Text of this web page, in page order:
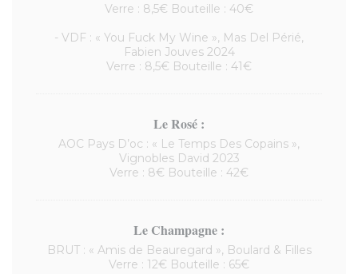
Verre : 8,5€ Bouteille : 40€
- VDF : « You Fuck My Wine », Mas Del Périé,
Fabien Jouves 2024
Verre : 8,5€ Bouteille : 41€
Le Rosé :
AOC Pays D’oc : « Le Temps Des Copains »,
Vignobles David 2023
Verre : 8€ Bouteille : 42€
Le Champagne :
BRUT : « Amis de Beauregard », Boulard & Filles
Verre : 12€ Bouteille : 65€